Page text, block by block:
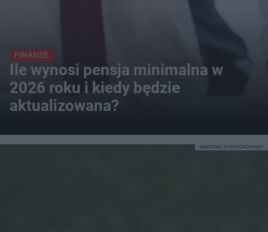
FINANSE
Ile wynosi pensja minimalna w
2026 roku i kiedy będzie
aktualizowana?
MATERIAŁ SPONSOROWANY